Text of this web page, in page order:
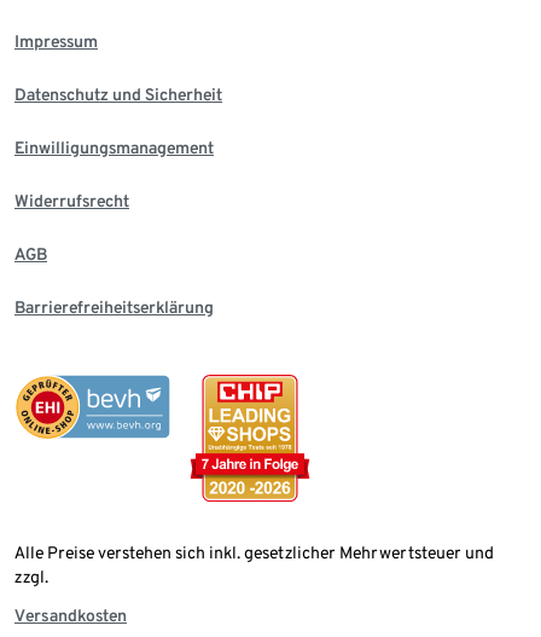
Impressum
Datenschutz und Sicherheit
Einwilligungsmanagement
Widerrufsrecht
AGB
Barrierefreiheitserklärung
Alle Preise verstehen sich inkl. gesetzlicher Mehrwertsteuer und
zzgl.
Versandkosten